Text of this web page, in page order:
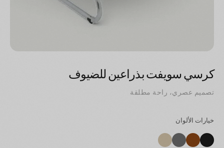
كرسي سويفت بذراعين للضيوف
تصميم عصري، راحة مطلقة
خيارات الألوان